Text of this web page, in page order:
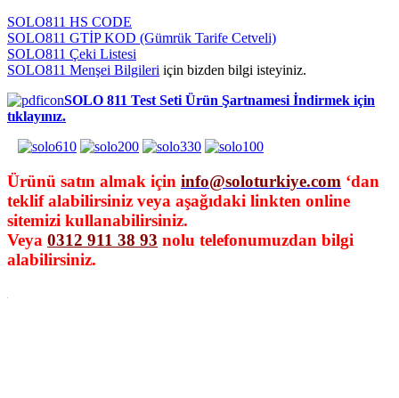
SOLO811 HS CODE
SOLO811 GTİP KOD (Gümrük Tarife Cetveli)
SOLO811 Çeki Listesi
SOLO811 Menşei Bilgileri için bizden bilgi isteyiniz.
SOLO 811 Test Seti Ürün Şartnamesi İndirmek için
tıklayınız.
Ürünü satın almak için info@soloturkiye.com ‘dan
teklif alabilirsiniz veya aşağıdaki linkten online
sitemizi kullanabilirsiniz.
Veya 0312 911 38 93 nolu telefonumuzdan bilgi
alabilirsiniz.